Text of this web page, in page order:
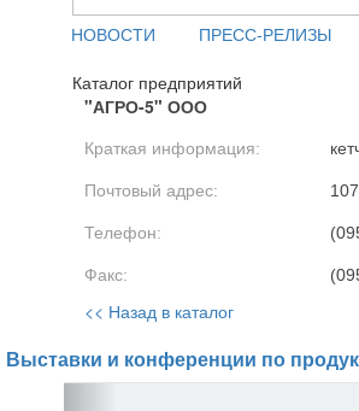
НОВОСТИ ПРЕСС-РЕЛИЗЫ
Каталог предприятий
"АГРО-5" ООО
Краткая информация:
Почтовый адрес:
Телефон:
Факс:
<< Назад в каталог
Выставки и конференции по